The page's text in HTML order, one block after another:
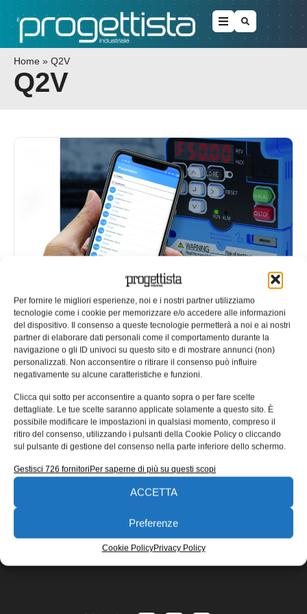
Per fornire le migliori esperienze, noi e i nostri partner utilizziamo
tecnologie come i cookie per memorizzare e/o accedere alle informazioni
del dispositivo. Il consenso a queste tecnologie permetterà a noi e ai nostri
partner di elaborare dati personali come il comportamento durante la
navigazione o gli ID univoci su questo sito e di mostrare annunci (non)
personalizzati. Non acconsentire o ritirare il consenso può influire
negativamente su alcune caratteristiche e funzioni.
Clicca qui sotto per acconsentire a quanto sopra o per fare scelte
dettagliate. Le tue scelte saranno applicate solamente a questo sito. È
possibile modificare le impostazioni in qualsiasi momento, compreso il
ritiro del consenso, utilizzando i pulsanti della Cookie Policy o cliccando
sul pulsante di gestione del consenso nella parte inferiore dello schermo.
Gestisci 726 fornitoriPer saperne di più su questi scopi
ACCETTA
Preferenze
Cookie PolicyPrivacy Policy
Home » Q2V
Q2V
Nuovo drive per la famiglia di
inverter Q2 di Omron
Il nuovo drive compatto Q2V di Omron studiato per la
famiglia di inverter Q2 offre un controllo del motore senza
Manuel Forte 06/11/2019
EDICOLA WEB